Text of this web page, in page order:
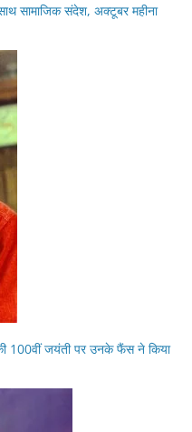
सामाजिक संदेश, अक्टूबर महीना
100वीं जयंती पर उनके फैंस ने किया